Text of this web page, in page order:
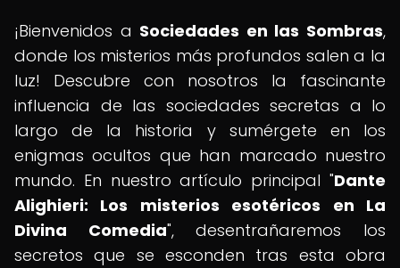
¡Bienvenidos a Sociedades en las Sombras,
donde los misterios más profundos salen a la
luz! Descubre con nosotros la fascinante
influencia de las sociedades secretas a lo
largo de la historia y sumérgete en los
enigmas ocultos que han marcado nuestro
mundo. En nuestro artículo principal "Dante
Alighieri: Los misterios esotéricos en La
Divina Comedia", desentrañaremos los
secretos que se esconden tras esta obra